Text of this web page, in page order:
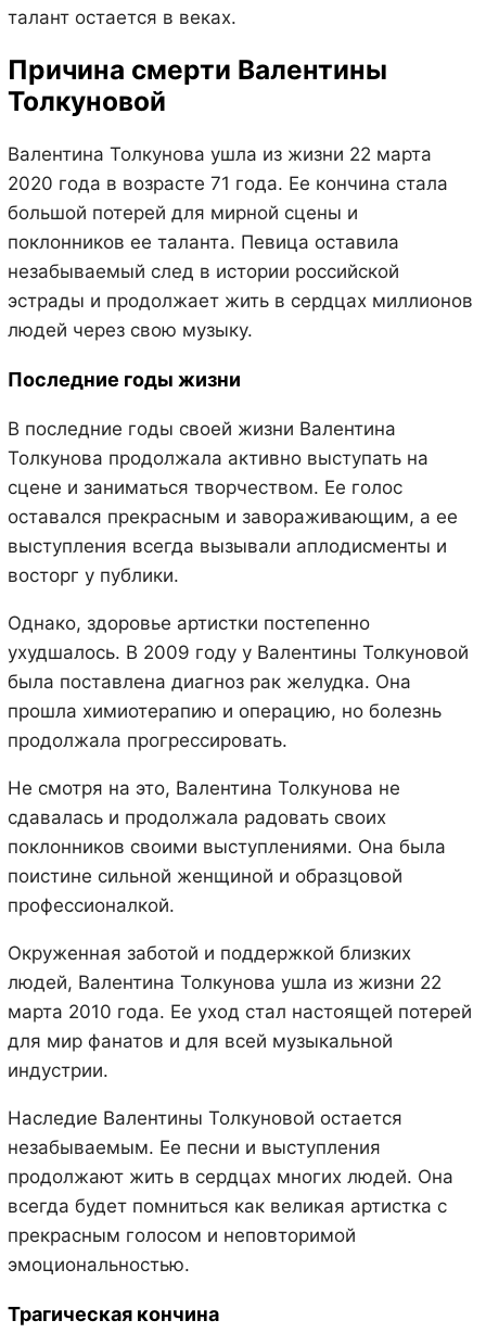
талант остается в веках.
Причина смерти Валентины
Толкуновой
Валентина Толкунова ушла из жизни 22 марта
2020 года в возрасте 71 года. Ее кончина стала
большой потерей для мирной сцены и
поклонников ее таланта. Певица оставила
незабываемый след в истории российской
эстрады и продолжает жить в сердцах миллионов
людей через свою музыку.
Последние годы жизни
В последние годы своей жизни Валентина
Толкунова продолжала активно выступать на
сцене и заниматься творчеством. Ее голос
оставался прекрасным и завораживающим, а ее
выступления всегда вызывали аплодисменты и
восторг у публики.
Однако, здоровье артистки постепенно
ухудшалось. В 2009 году у Валентины Толкуновой
была поставлена диагноз рак желудка. Она
прошла химиотерапию и операцию, но болезнь
продолжала прогрессировать.
Не смотря на это, Валентина Толкунова не
сдавалась и продолжала радовать своих
поклонников своими выступлениями. Она была
поистине сильной женщиной и образцовой
профессионалкой.
Окруженная заботой и поддержкой близких
людей, Валентина Толкунова ушла из жизни 22
марта 2010 года. Ее уход стал настоящей потерей
для мир фанатов и для всей музыкальной
индустрии.
Наследие Валентины Толкуновой остается
незабываемым. Ее песни и выступления
продолжают жить в сердцах многих людей. Она
всегда будет помниться как великая артистка с
прекрасным голосом и неповторимой
эмоциональностью.
Трагическая кончина